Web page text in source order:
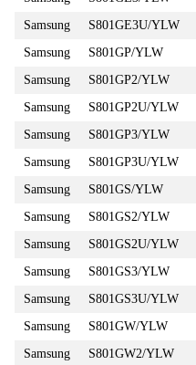
Samsung
S801GE3U/YLW
Samsung
S801GP/YLW
Samsung
S801GP2/YLW
Samsung
S801GP2U/YLW
Samsung
S801GP3/YLW
Samsung
S801GP3U/YLW
Samsung
S801GS/YLW
Samsung
S801GS2/YLW
Samsung
S801GS2U/YLW
Samsung
S801GS3/YLW
Samsung
S801GS3U/YLW
Samsung
S801GW/YLW
Samsung
S801GW2/YLW